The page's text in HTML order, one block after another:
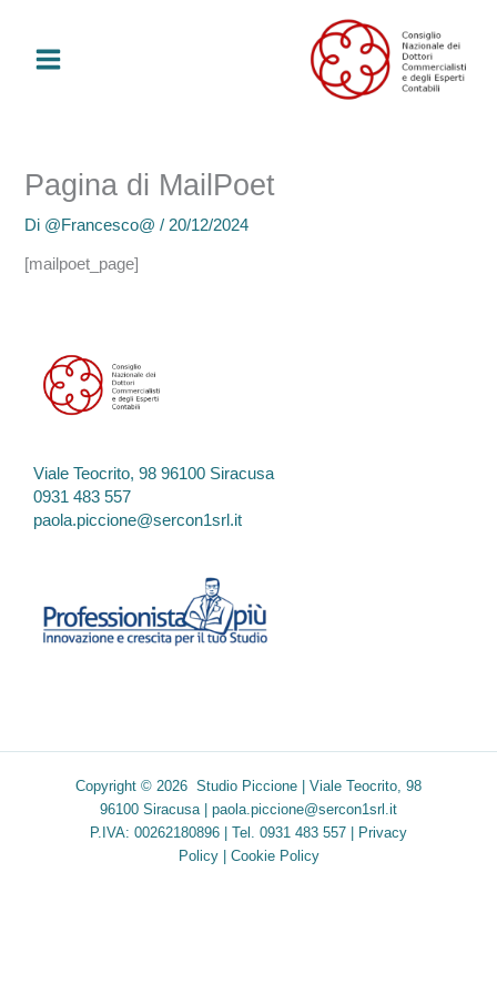
contenuto
Pagina di MailPoet
Di @Francesco@/ 20/12/2024
[mailpoet_page]
Viale Teocrito, 98 96100 Siracusa
0931 483 557
paola.piccione@sercon1srl.it
Copyright © 2026 Studio Piccione | Viale Teocrito, 98
96100 Siracusa | paola.piccione@sercon1srl.it
P.IVA: 00262180896 | Tel. 0931 483 557 | Privacy
Policy| Cookie Policy